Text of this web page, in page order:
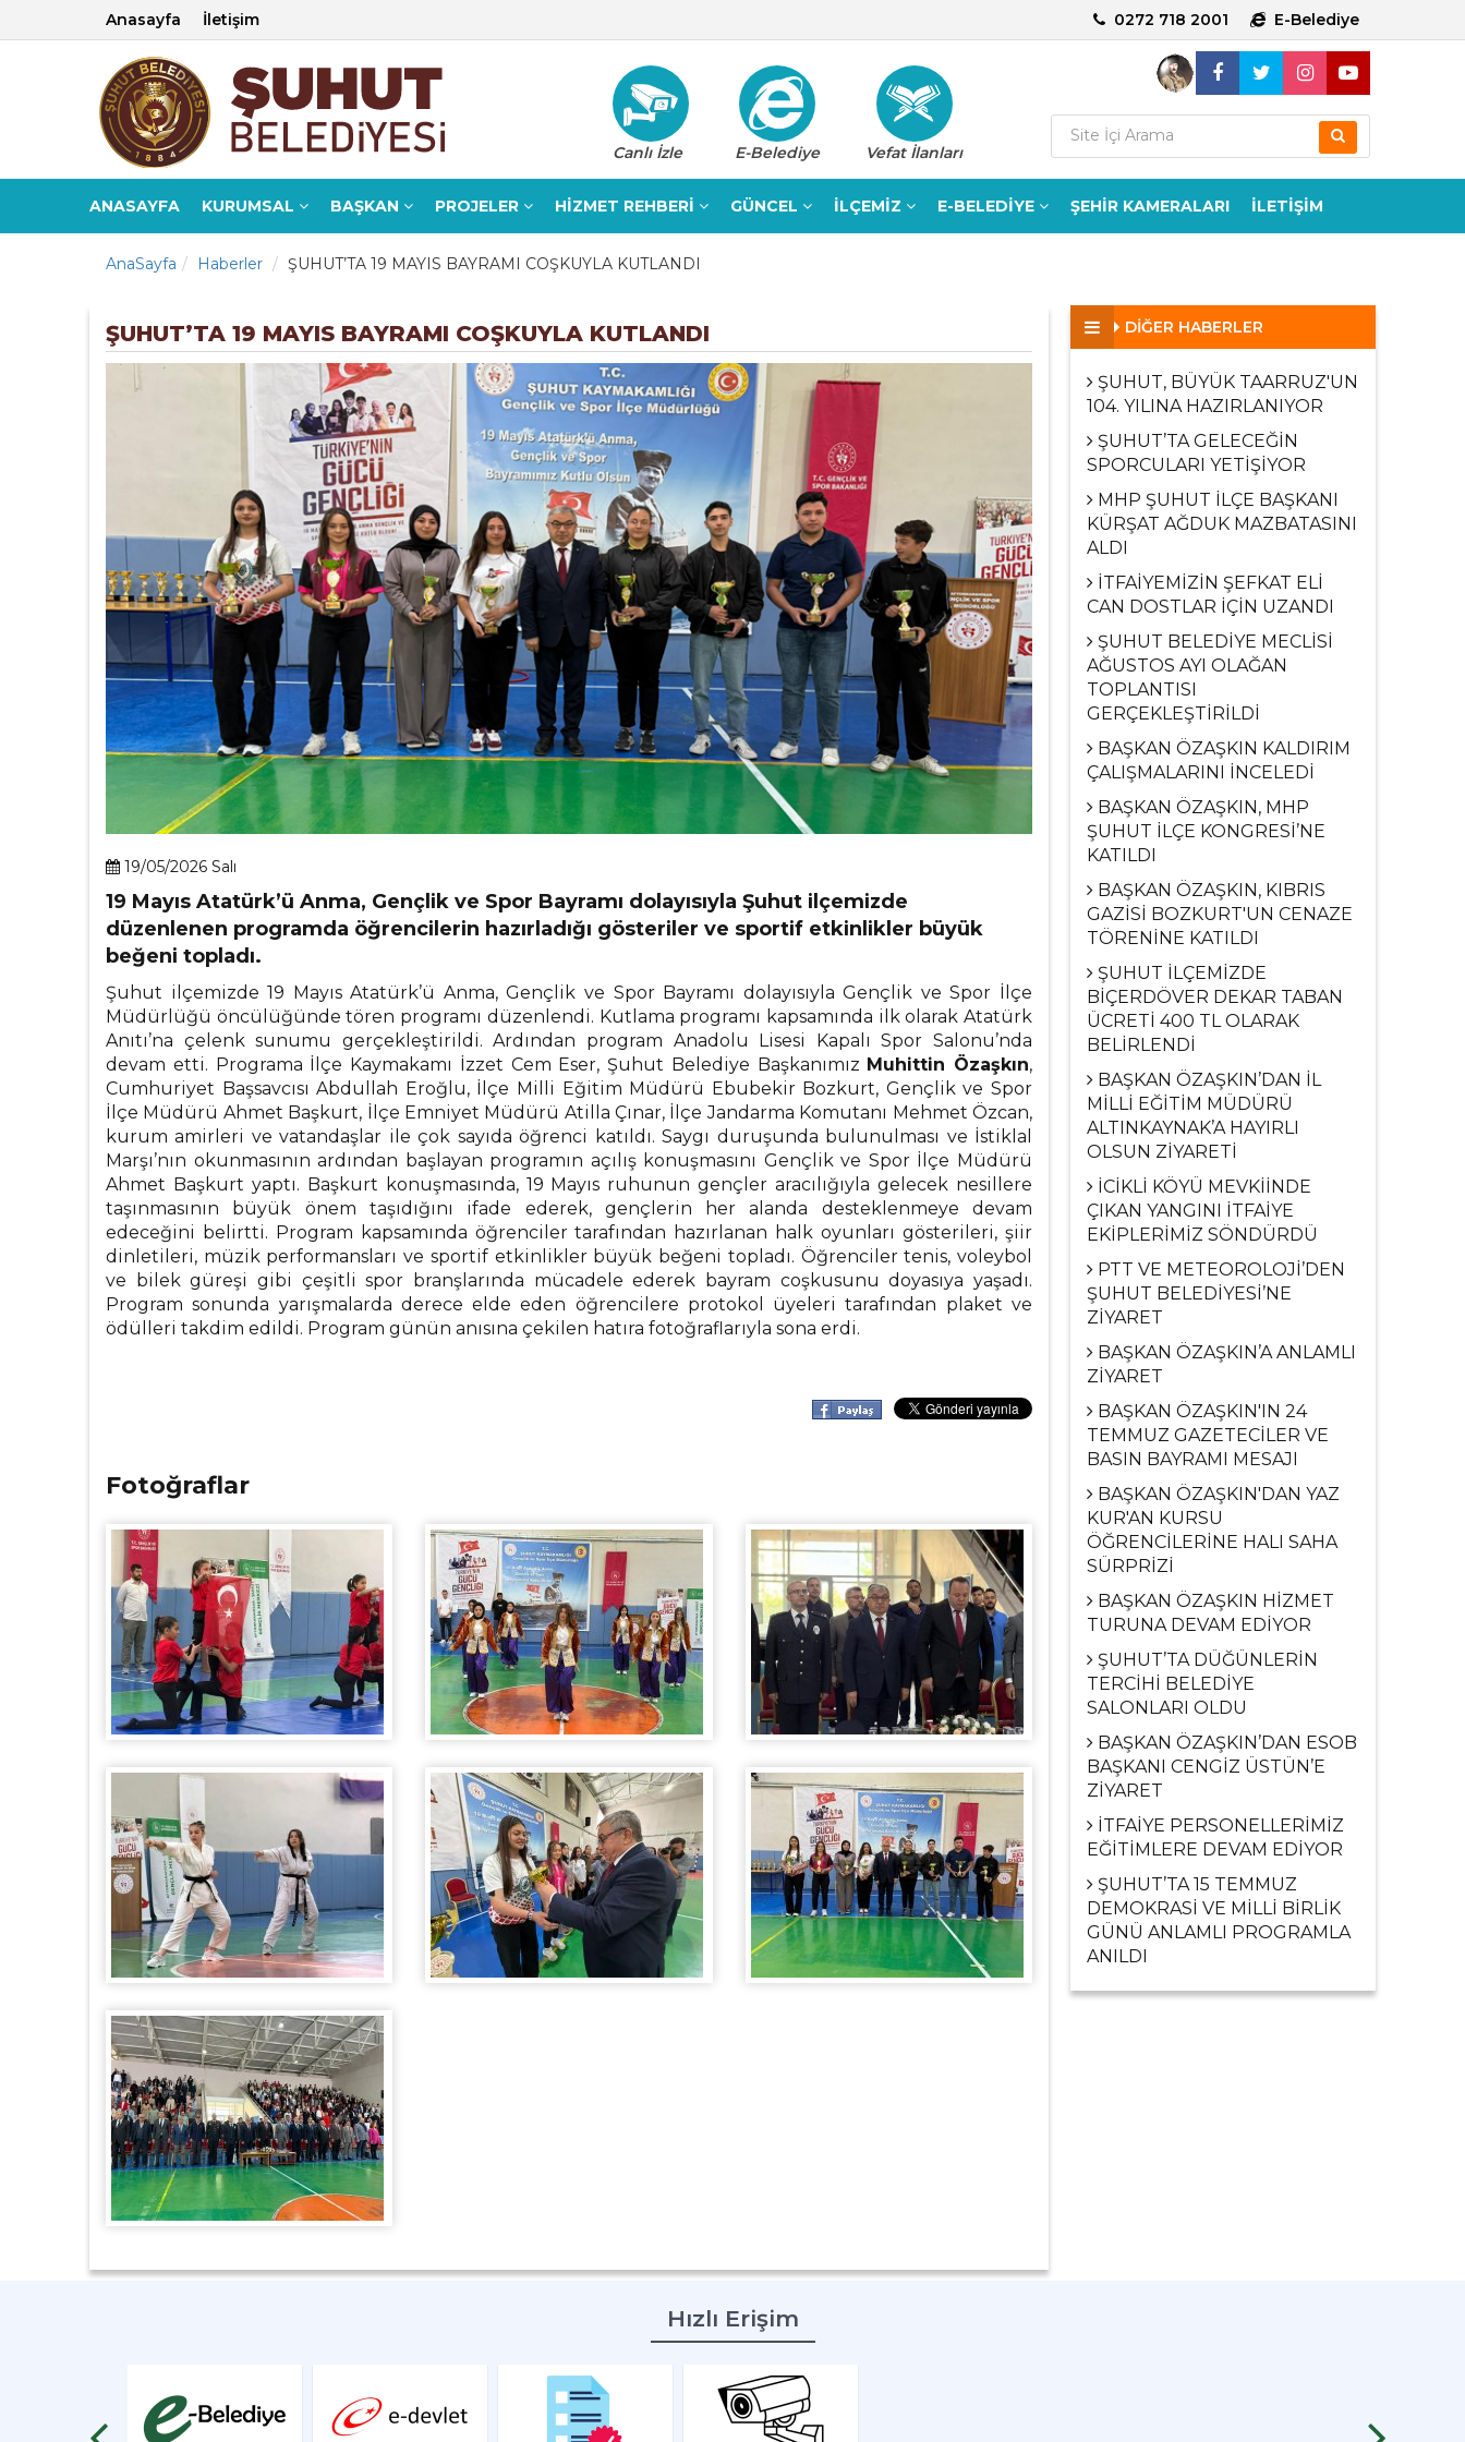
Anasayfa İletişim 0272 718 2001 E-Belediye
Canlı İzle E-Belediye Vefat İlanları
ANASAYFA KURUMSAL BAŞKAN PROJELER HİZMET REHBERİ GÜNCEL İLÇEMİZ E-BELEDİYE ŞEHİR KAMERALARI İLETİŞİM
AnaSayfa Haberler ŞUHUT’TA 19 MAYIS BAYRAMI COŞKUYLA KUTLANDI
ŞUHUT’TA 19 MAYIS BAYRAMI COŞKUYLA KUTLANDI
19/05/2026 Salı
19 Mayıs Atatürk’ü Anma, Gençlik ve Spor Bayramı dolayısıyla Şuhut ilçemizde
düzenlenen programda öğrencilerin hazırladığı gösteriler ve sportif etkinlikler büyük
beğeni topladı.
Şuhut ilçemizde 19 Mayıs Atatürk’ü Anma, Gençlik ve Spor Bayramı dolayısıyla Gençlik ve Spor İlçe
Müdürlüğü öncülüğünde tören programı düzenlendi. Kutlama programı kapsamında ilk olarak Atatürk
Anıtı’na çelenk sunumu gerçekleştirildi. Ardından program Anadolu Lisesi Kapalı Spor Salonu’nda
devam etti. Programa İlçe Kaymakamı İzzet Cem Eser, Şuhut Belediye Başkanımız Muhittin Özaşkın,
Cumhuriyet Başsavcısı Abdullah Eroğlu, İlçe Milli Eğitim Müdürü Ebubekir Bozkurt, Gençlik ve Spor
İlçe Müdürü Ahmet Başkurt, İlçe Emniyet Müdürü Atilla Çınar, İlçe Jandarma Komutanı Mehmet Özcan,
kurum amirleri ve vatandaşlar ile çok sayıda öğrenci katıldı. Saygı duruşunda bulunulması ve İstiklal
Marşı’nın okunmasının ardından başlayan programın açılış konuşmasını Gençlik ve Spor İlçe Müdürü
Ahmet Başkurt yaptı. Başkurt konuşmasında, 19 Mayıs ruhunun gençler aracılığıyla gelecek nesillere
taşınmasının büyük önem taşıdığını ifade ederek, gençlerin her alanda desteklenmeye devam
edeceğini belirtti. Program kapsamında öğrenciler tarafından hazırlanan halk oyunları gösterileri, şiir
dinletileri, müzik performansları ve sportif etkinlikler büyük beğeni topladı. Öğrenciler tenis, voleybol
ve bilek güreşi gibi çeşitli spor branşlarında mücadele ederek bayram coşkusunu doyasıya yaşadı.
Program sonunda yarışmalarda derece elde eden öğrencilere protokol üyeleri tarafından plaket ve
ödülleri takdim edildi. Program günün anısına çekilen hatıra fotoğraflarıyla sona erdi.
Fotoğraflar
DİĞER HABERLER
ŞUHUT, BÜYÜK TAARRUZ'UN
104. YILINA HAZIRLANIYOR
ŞUHUT’TA GELECEĞİN
SPORCULARI YETİŞİYOR
MHP ŞUHUT İLÇE BAŞKANI
KÜRŞAT AĞDUK MAZBATASINI
ALDI
İTFAİYEMİZİN ŞEFKAT ELİ
CAN DOSTLAR İÇİN UZANDI
ŞUHUT BELEDİYE MECLİSİ
AĞUSTOS AYI OLAĞAN
TOPLANTISI
GERÇEKLEŞTİRİLDİ
BAŞKAN ÖZAŞKIN KALDIRIM
ÇALIŞMALARINI İNCELEDİ
BAŞKAN ÖZAŞKIN, MHP
ŞUHUT İLÇE KONGRESİ’NE
KATILDI
BAŞKAN ÖZAŞKIN, KIBRIS
GAZİSİ BOZKURT'UN CENAZE
TÖRENİNE KATILDI
ŞUHUT İLÇEMİZDE
BİÇERDÖVER DEKAR TABAN
ÜCRETİ 400 TL OLARAK
BELİRLENDİ
BAŞKAN ÖZAŞKIN’DAN İL
MİLLİ EĞİTİM MÜDÜRÜ
ALTINKAYNAK’A HAYIRLI
OLSUN ZİYARETİ
İCİKLİ KÖYÜ MEVKİİNDE
ÇIKAN YANGINI İTFAİYE
EKİPLERİMİZ SÖNDÜRDÜ
PTT VE METEOROLOJİ’DEN
ŞUHUT BELEDİYESİ’NE
ZİYARET
BAŞKAN ÖZAŞKIN’A ANLAMLI
ZİYARET
BAŞKAN ÖZAŞKIN'IN 24
TEMMUZ GAZETECİLER VE
BASIN BAYRAMI MESAJI
BAŞKAN ÖZAŞKIN'DAN YAZ
KUR'AN KURSU
ÖĞRENCİLERİNE HALI SAHA
SÜRPRİZİ
BAŞKAN ÖZAŞKIN HİZMET
TURUNA DEVAM EDİYOR
ŞUHUT’TA DÜĞÜNLERİN
TERCİHİ BELEDİYE
SALONLARI OLDU
BAŞKAN ÖZAŞKIN’DAN ESOB
BAŞKANI CENGİZ ÜSTÜN’E
ZİYARET
İTFAİYE PERSONELLERİMİZ
EĞİTİMLERE DEVAM EDİYOR
ŞUHUT’TA 15 TEMMUZ
DEMOKRASİ VE MİLLİ BİRLİK
GÜNÜ ANLAMLI PROGRAMLA
ANILDI
Hızlı Erişim